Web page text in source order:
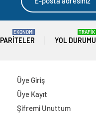
PARITELER
EKONOMİ
YOL DURUMU
TRAFİK
Üye Giriş
Üye Kayıt
Şifremi Unuttum